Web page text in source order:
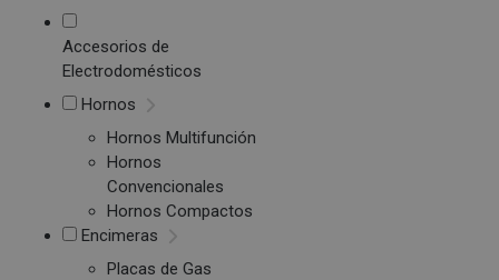
Accesorios de
Electrodomésticos
Hornos
Hornos Multifunción
Hornos
Convencionales
Hornos Compactos
Encimeras
Placas de Gas